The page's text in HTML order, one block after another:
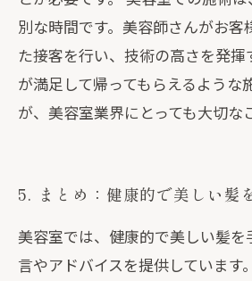
別な時間です。美容師さんがお客
た接客を行い、技術の高さを発揮
が満足して帰ってもらえるような
が、美容室業界にとっても大切な
5. まとめ：健康的で美しい髪
美容室では、健康的で美しい髪
言やアドバイスを提供しています